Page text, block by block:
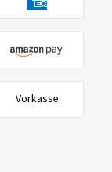
Vorkasse